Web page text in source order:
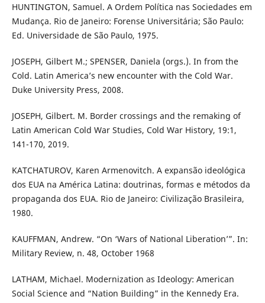
HUNTINGTON, Samuel. A Ordem Política nas Sociedades em
Mudança. Rio de Janeiro: Forense Universitária; São Paulo:
Ed. Universidade de São Paulo, 1975.
JOSEPH, Gilbert M.; SPENSER, Daniela (orgs.). In from the
Cold. Latin America’s new encounter with the Cold War.
Duke University Press, 2008.
JOSEPH, Gilbert. M. Border crossings and the remaking of
Latin American Cold War Studies, Cold War History, 19:1,
141-170, 2019.
KATCHATUROV, Karen Armenovitch. A expansão ideológica
dos EUA na América Latina: doutrinas, formas e métodos da
propaganda dos EUA. Rio de Janeiro: Civilização Brasileira,
1980.
KAUFFMAN, Andrew. “On ‘Wars of National Liberation’”. In:
Military Review, n. 48, October 1968
LATHAM, Michael. Modernization as Ideology: American
Social Science and “Nation Building” in the Kennedy Era.